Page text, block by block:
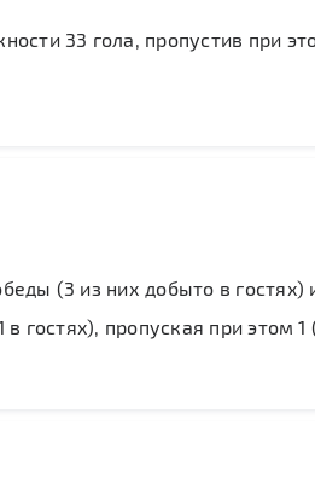
33 гола, пропустив при
(3 из них добыто в гостях)
гостях), пропуская при этом 1